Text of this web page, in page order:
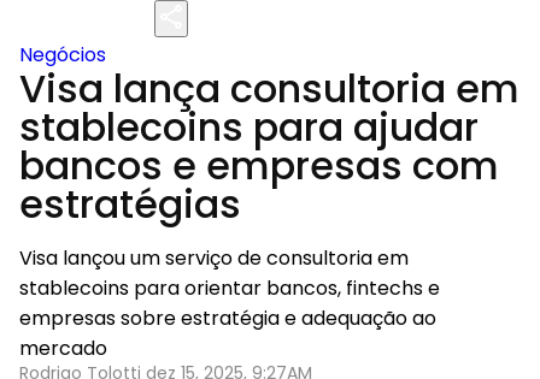
Negócios
Visa lança consultoria em
stablecoins para ajudar
bancos e empresas com
estratégias
Visa lançou um serviço de consultoria em
stablecoins para orientar bancos, fintechs e
empresas sobre estratégia e adequação ao
mercado
Rodrigo Tolotti dez 15, 2025, 9:27AM